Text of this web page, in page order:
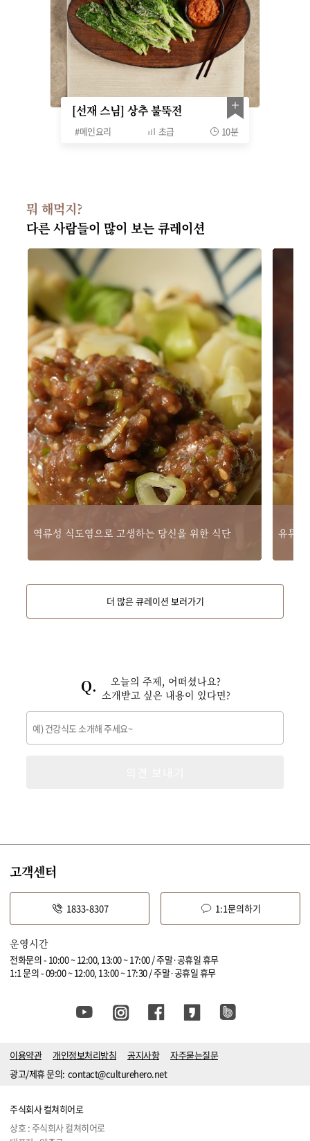
[선재 스님] 상추 불뚝전
#메인요리 초급 10분
뭐 해먹지?
다른 사람들이 많이 보는 큐레이션
역류성 식도염으로 고생하는 당신을 위한 식단 유튜
더 많은 큐레이션 보러가기
오늘의 주제, 어떠셨나요?
소개받고 싶은 내용이 있다면?
고객센터
1833-8307 1:1문의하기
운영시간
전화문의 - 10:00 ~ 12:00, 13:00 ~ 17:00 / 주말·공휴일 휴무
1:1 문의 - 09:00 ~ 12:00, 13:00 ~ 17:30 / 주말·공휴일 휴무
이용약관 개인정보처리방침 공지사항
자주묻는질문
광고/제휴 문의: contact@culturehero.net
주식회사 컬쳐히어로
상호 : 주식회사 컬쳐히어로